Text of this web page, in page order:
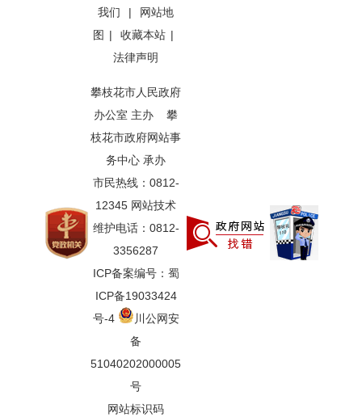
我们
|
网站地
图 | 收藏本站 |
法律声明
攀枝花市人民政府
办公室 主办 攀
枝花市政府网站事
务中心 承办
市民热线：0812-
12345 网站技术
维护电话：0812-
3356287
ICP备案编号：蜀
ICP备19033424
号-4
川公网安
备
51040202000005
号
网站标识码